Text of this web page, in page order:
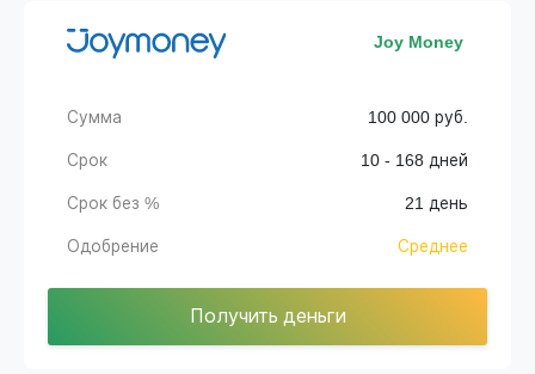
Joy Money
Сумма 100 000 руб.
Срок 10 - 168 дней
Срок без % 21 день
Одобрение Среднее
Получить деньги